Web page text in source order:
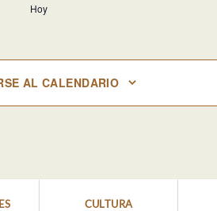
Hoy
AL CALENDARIO
CULTURA